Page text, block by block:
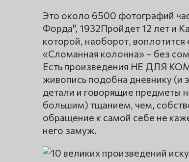
Это около 6500 фотографий
Форда", 1932Пройдет 12 лет и
которой, наоборот, воплотится
«Сломанная колонна» – без
Есть произведения НЕ ДЛЯ
живопись подобна дневнику (и
детали и говорящие предметы
большим) тщанием, чем,
обращение к самой себе не
него замуж.